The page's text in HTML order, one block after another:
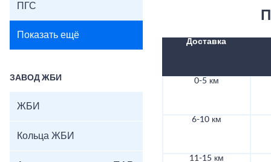
ПГС
Показать ещё
ЗАВОД ЖБИ
ЖБИ
Кольца ЖБИ
Доставка
0-5 км
6-10 км
11-15 км